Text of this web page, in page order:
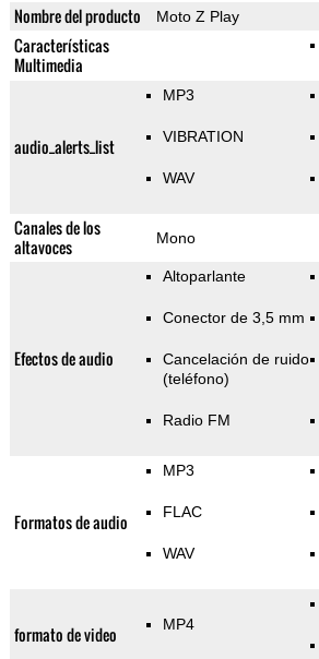
Nombre del producto Moto Z Play
Características
Multimedia
audio_alerts_list
MP3
VIBRATION
WAV
Canales de los
altavoces
Mono
Efectos de audio
Altoparlante
Conector de 3,5 mm
Cancelación de ruido
(teléfono)
Radio FM
Formatos de audio
MP3
FLAC
WAV
formato de video MP4